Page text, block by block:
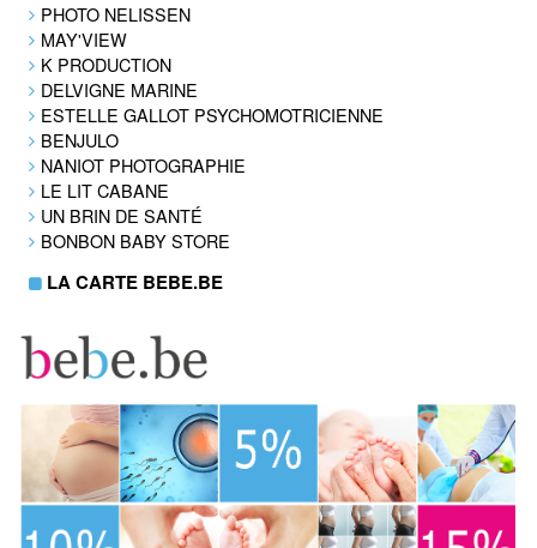
PHOTO NELISSEN
MAY'VIEW
K PRODUCTION
DELVIGNE MARINE
ESTELLE GALLOT PSYCHOMOTRICIENNE
BENJULO
NANIOT PHOTOGRAPHIE
LE LIT CABANE
UN BRIN DE SANTÉ
BONBON BABY STORE
LA CARTE BEBE.BE